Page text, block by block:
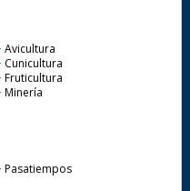
Avicultura
Cunicultura
Fruticultura
Minería
Pasatiempos